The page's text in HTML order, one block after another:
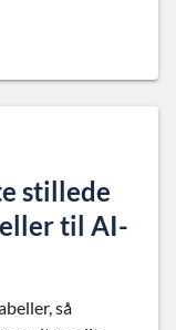
stillede
til AI-
så